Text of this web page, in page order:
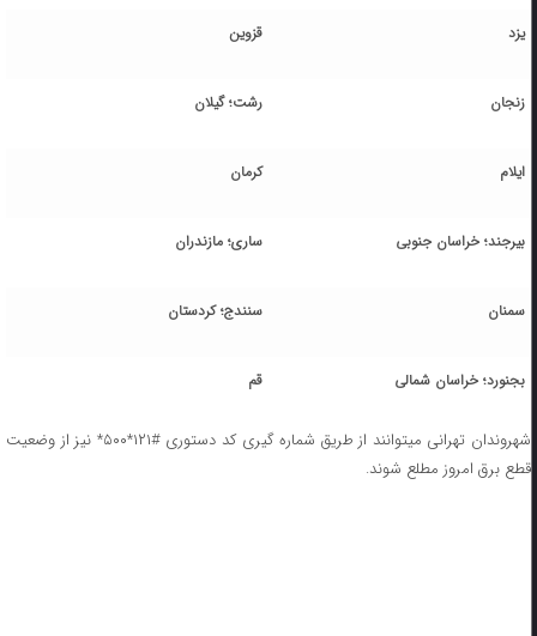
یزد قزوین
زنجان رشت؛ گیلان
ایلام کرمان
بیرجند؛ خراسان جنوبی ساری؛ مازندران
سمنان سنندج؛ کردستان
بجنورد؛ خراسان شمالی قم
شهروندان تهرانی میتوانند از طریق شماره گیری کد دستوری #۱۲۱*۵۰۰* نیز از وضعیت
قطع برق امروز مطلع شوند.